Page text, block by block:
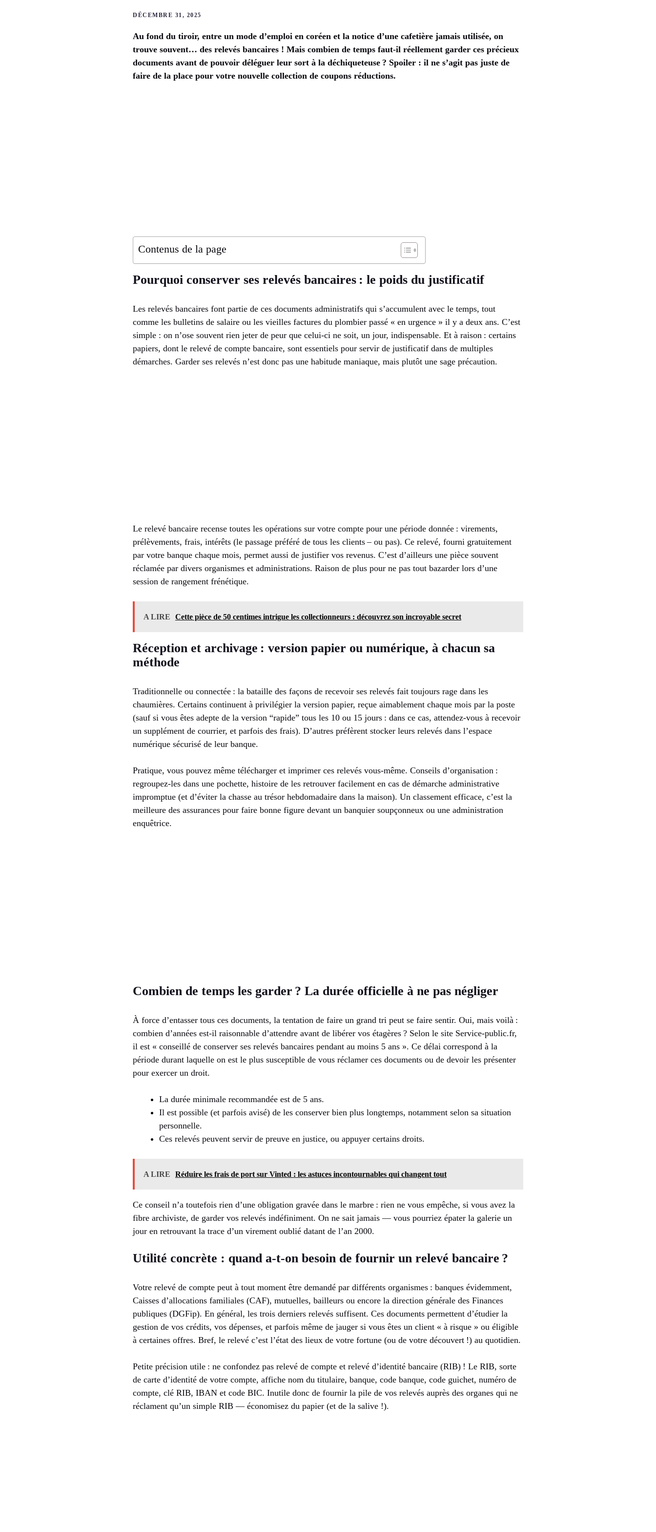
DÉCEMBRE 31, 2025
Au fond du tiroir, entre un mode d’emploi en coréen et la notice d’une cafetière jamais utilisée, on
trouve souvent… des relevés bancaires ! Mais combien de temps faut-il réellement garder ces précieux
documents avant de pouvoir déléguer leur sort à la déchiqueteuse ? Spoiler : il ne s’agit pas juste de
faire de la place pour votre nouvelle collection de coupons réductions.
Contenus de la page
Pourquoi conserver ses relevés bancaires : le poids du justificatif
Les relevés bancaires font partie de ces documents administratifs qui s’accumulent avec le temps, tout
comme les bulletins de salaire ou les vieilles factures du plombier passé « en urgence » il y a deux ans. C’est
simple : on n’ose souvent rien jeter de peur que celui-ci ne soit, un jour, indispensable. Et à raison : certains
papiers, dont le relevé de compte bancaire, sont essentiels pour servir de justificatif dans de multiples
démarches. Garder ses relevés n’est donc pas une habitude maniaque, mais plutôt une sage précaution.
Le relevé bancaire recense toutes les opérations sur votre compte pour une période donnée : virements,
prélèvements, frais, intérêts (le passage préféré de tous les clients – ou pas). Ce relevé, fourni gratuitement
par votre banque chaque mois, permet aussi de justifier vos revenus. C’est d’ailleurs une pièce souvent
réclamée par divers organismes et administrations. Raison de plus pour ne pas tout bazarder lors d’une
session de rangement frénétique.
A LIRE Cette pièce de 50 centimes intrigue les collectionneurs : découvrez son incroyable secret
Réception et archivage : version papier ou numérique, à chacun sa
méthode
Traditionnelle ou connectée : la bataille des façons de recevoir ses relevés fait toujours rage dans les
chaumières. Certains continuent à privilégier la version papier, reçue aimablement chaque mois par la poste
(sauf si vous êtes adepte de la version “rapide” tous les 10 ou 15 jours : dans ce cas, attendez-vous à recevoir
un supplément de courrier, et parfois des frais). D’autres préfèrent stocker leurs relevés dans l’espace
numérique sécurisé de leur banque.
Pratique, vous pouvez même télécharger et imprimer ces relevés vous-même. Conseils d’organisation :
regroupez-les dans une pochette, histoire de les retrouver facilement en cas de démarche administrative
impromptue (et d’éviter la chasse au trésor hebdomadaire dans la maison). Un classement efficace, c’est la
meilleure des assurances pour faire bonne figure devant un banquier soupçonneux ou une administration
enquêtrice.
Combien de temps les garder ? La durée officielle à ne pas négliger
À force d’entasser tous ces documents, la tentation de faire un grand tri peut se faire sentir. Oui, mais voilà :
combien d’années est-il raisonnable d’attendre avant de libérer vos étagères ? Selon le site Service-public.fr,
il est « conseillé de conserver ses relevés bancaires pendant au moins 5 ans ». Ce délai correspond à la
période durant laquelle on est le plus susceptible de vous réclamer ces documents ou de devoir les présenter
pour exercer un droit.
La durée minimale recommandée est de 5 ans.
Il est possible (et parfois avisé) de les conserver bien plus longtemps, notamment selon sa situation
personnelle.
Ces relevés peuvent servir de preuve en justice, ou appuyer certains droits.
A LIRE Réduire les frais de port sur Vinted : les astuces incontournables qui changent tout
Ce conseil n’a toutefois rien d’une obligation gravée dans le marbre : rien ne vous empêche, si vous avez la
fibre archiviste, de garder vos relevés indéfiniment. On ne sait jamais — vous pourriez épater la galerie un
jour en retrouvant la trace d’un virement oublié datant de l’an 2000.
Utilité concrète : quand a-t-on besoin de fournir un relevé bancaire ?
Votre relevé de compte peut à tout moment être demandé par différents organismes : banques évidemment,
Caisses d’allocations familiales (CAF), mutuelles, bailleurs ou encore la direction générale des Finances
publiques (DGFip). En général, les trois derniers relevés suffisent. Ces documents permettent d’étudier la
gestion de vos crédits, vos dépenses, et parfois même de jauger si vous êtes un client « à risque » ou éligible
à certaines offres. Bref, le relevé c’est l’état des lieux de votre fortune (ou de votre découvert !) au quotidien.
Petite précision utile : ne confondez pas relevé de compte et relevé d’identité bancaire (RIB) ! Le RIB, sorte
de carte d’identité de votre compte, affiche nom du titulaire, banque, code banque, code guichet, numéro de
compte, clé RIB, IBAN et code BIC. Inutile donc de fournir la pile de vos relevés auprès des organes qui ne
réclament qu’un simple RIB — économisez du papier (et de la salive !).